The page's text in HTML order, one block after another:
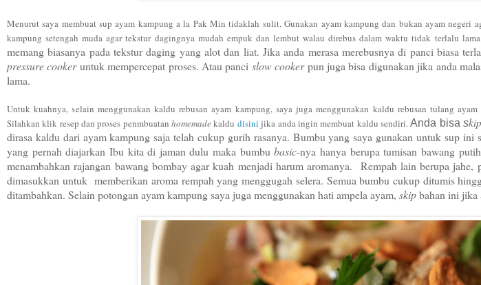
Menurut saya membuat sup ayam kampung a la Pak Min tidaklah sulit. Gunakan ayam kampung dan bukan ayam negeri
kampungsetengah mudaagarteksturdagingnya mudah empuk dan lembut walaudirebus dalam waktu tidak terlalu lama
memang biasanya pada tekstur daging yang alot dan liat. Jika anda merasa merebusnya di panci biasa
pressure cookeruntuk mempercepat proses. Atau panci slow cookerpun juga bisa digunakan jika anda
lama.
Untuk kuahnya, selain menggunakan kaldu rebusanayam kampung, saya juga menggunakan kaldu rebusan tulang
Silahkan klik resep dan proses penmbuatanhomemadekaldu disinijika anda ingin membuat kaldu sendiri.Anda bisa skip
dirasa kaldu dari ayam kampung saja telah cukup gurih rasanya. Bumbu yang saya gunakan untuk sup ini
yang pernah diajarkan Ibu kita di jaman dulumaka bumbu basic-nya hanya berupatumisan bawang
menambahkanrajangan bawang bombay agar kuah menjadi harum aromanya. Rempah lain berupa jahe,
dimasukkan untuk memberikan aroma rempah yang menggugah selera. Semua bumbu cukup ditumis
ditambahkan. Selain potongan ayam kampung saya juga menggunakan hati ampela ayam, skipbahan ini jika